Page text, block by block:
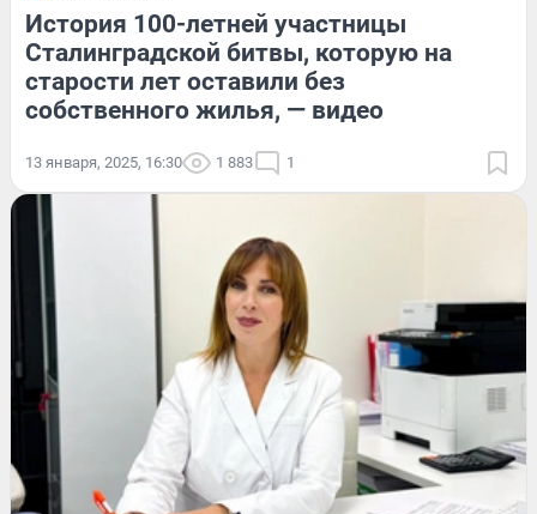
История 100-летней участницы
Сталинградской битвы, которую на
старости лет оставили без
собственного жилья, — видео
13 января, 2025, 16:30 1 883 1